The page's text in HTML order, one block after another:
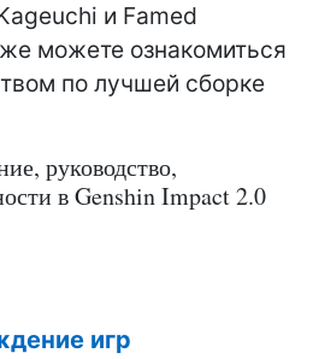
и Famed
можете ознакомиться
по лучшей сборке
руководство,
в Genshin Impact 2.0
игр